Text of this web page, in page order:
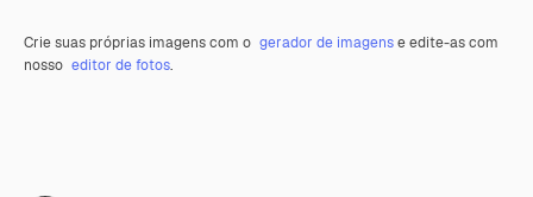
Crie suas próprias imagens com o gerador de imagense edite-as com
nosso editor de fotos.